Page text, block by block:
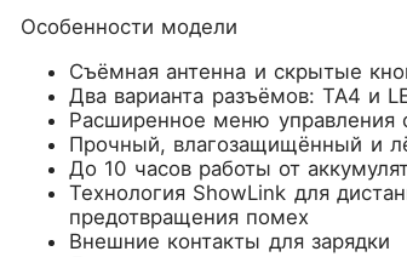
Особенности модели
Съёмная антенна и скрытые
Два варианта разъёмов: TA4 и
Расширенное меню управления
Прочный, влагозащищённый и
До 10 часов работы от
Технология ShowLink для
предотвращения помех
Внешние контакты для зарядки